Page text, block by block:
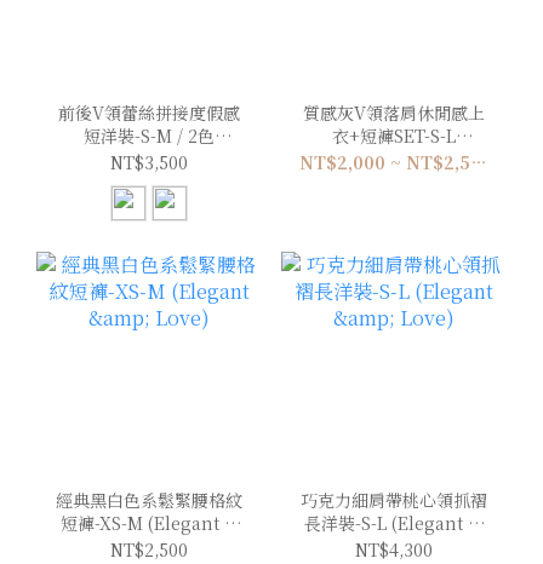
前後V領蕾絲拼接度假感
短洋裝-S-M / 2色
(Elegant & Love)
NT$3,500
質感灰V領落肩休閒感上
衣+短褲SET-S-L
(Elegant & Love) NT$2,000 ~ NT$2,500
經典黑白色系鬆緊腰格紋
短褲-XS-M (Elegant &
Love)
NT$2,500
巧克力細肩帶桃心領抓褶
長洋裝-S-L (Elegant &
Love)
NT$4,300